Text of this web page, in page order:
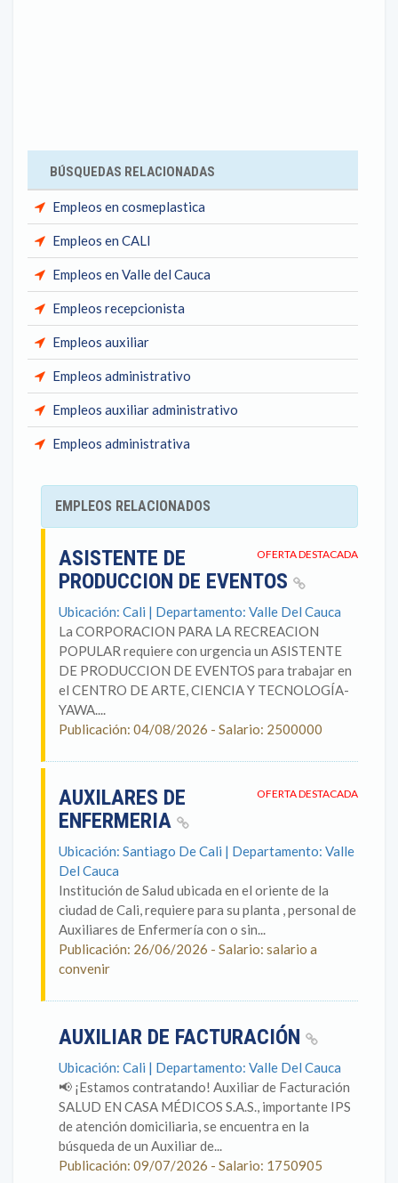
BÚSQUEDAS RELACIONADAS
Empleos en cosmeplastica
Empleos en CALI
Empleos en Valle del Cauca
Empleos recepcionista
Empleos auxiliar
Empleos administrativo
Empleos auxiliar administrativo
Empleos administrativa
EMPLEOS RELACIONADOS
OFERTA DESTACADA
ASISTENTE DE
PRODUCCION DE EVENTOS
Ubicación: Cali | Departamento: Valle Del Cauca
La CORPORACION PARA LA RECREACION
POPULAR requiere con urgencia un ASISTENTE
DE PRODUCCION DE EVENTOS para trabajar en
el CENTRO DE ARTE, CIENCIA Y TECNOLOGÍA-
YAWA....
Publicación: 04/08/2026 - Salario: 2500000
OFERTA DESTACADA
AUXILARES DE
ENFERMERIA
Ubicación: Santiago De Cali | Departamento: Valle
Del Cauca
Institución de Salud ubicada en el oriente de la
ciudad de Cali, requiere para su planta , personal de
Auxiliares de Enfermería con o sin...
Publicación: 26/06/2026 - Salario: salario a
convenir
AUXILIAR DE FACTURACIÓN
Ubicación: Cali | Departamento: Valle Del Cauca
📢 ¡Estamos contratando! Auxiliar de Facturación
SALUD EN CASA MÉDICOS S.A.S., importante IPS
de atención domiciliaria, se encuentra en la
búsqueda de un Auxiliar de...
Publicación: 09/07/2026 - Salario: 1750905